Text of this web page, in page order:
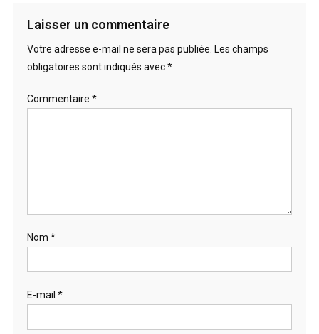
Laisser un commentaire
Votre adresse e-mail ne sera pas publiée. Les champs
obligatoires sont indiqués avec*
Commentaire *
Nom *
E-mail *